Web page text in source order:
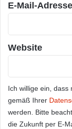
E-Mail-Adresse
Website
Ich willige ein, dass
gemäß Ihrer
werden. Bitte
die Zukunft per E-